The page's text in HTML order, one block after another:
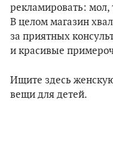
рекламировать: мол,
В целом магазин
за приятных
и красивые
Ищите здесь
вещи для детей.